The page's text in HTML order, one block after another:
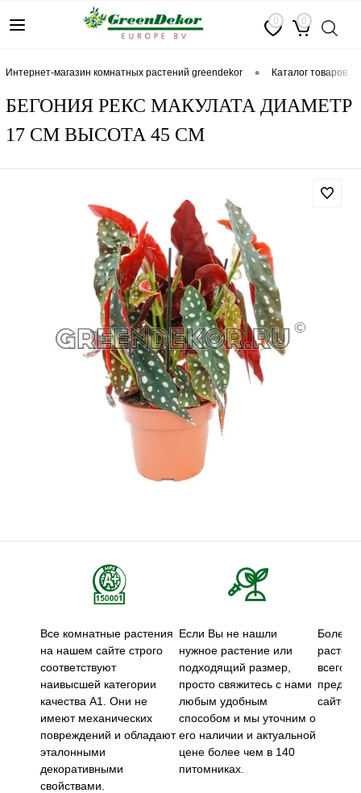
0 0
интернет-магазин комнатных растений greendekor • каталог товаров
БЕГОНИЯ РЕКС МАКУЛАТА ДИАМЕТР
17 СМ ВЫСОТА 45 СМ
Все комнатные растения
на нашем сайте строго
соответствуют
наивысшей категории
качества А1. Они не
имеют механических
повреждений и обладают
эталонными
декоративными
свойствами.
Если Вы не нашли
нужное растение или
подходящий размер,
просто свяжитесь с нами
любым удобным
способом и мы уточним о
его наличии и актуальной
цене более чем в 140
питомниках.
Более
всего
сайте.